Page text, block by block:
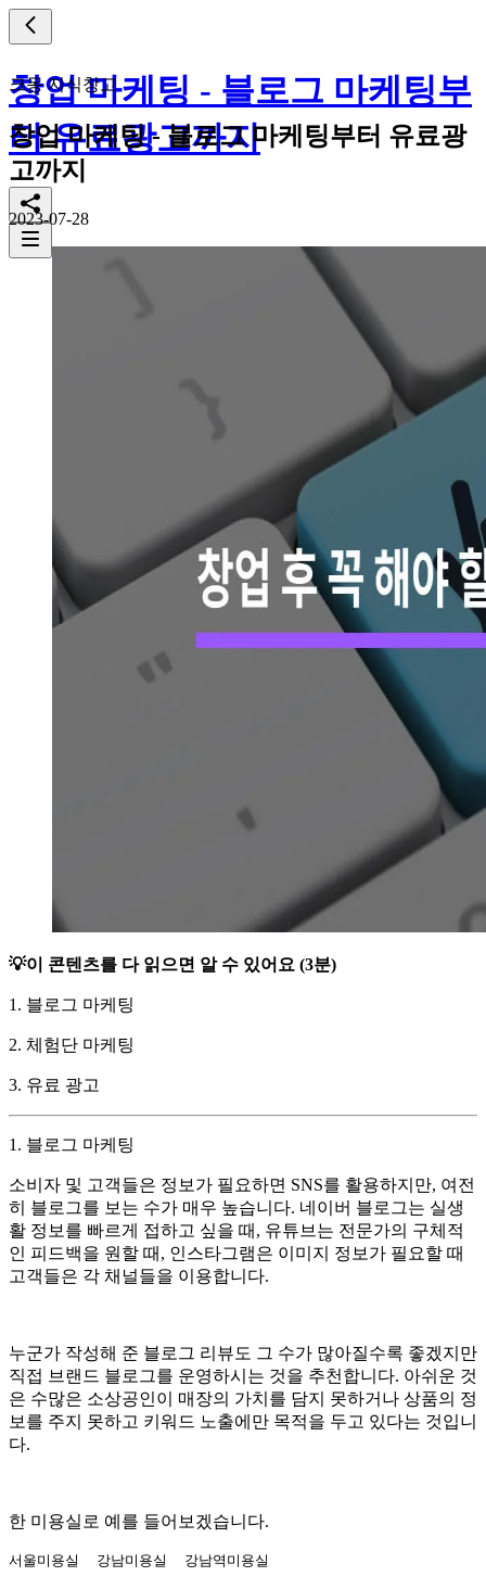
창업 마케팅 - 블로그 마케팅부
터 유료광고까지
크몽 지식창고
창업 마케팅 - 블로그 마케팅부터 유료광
고까지
2023-07-28
💡이 콘텐츠를 다 읽으면 알 수 있어요 (3분)
1. 블로그 마케팅
2. 체험단 마케팅
3. 유료 광고
1. 블로그 마케팅
소비자 및 고객들은 정보가 필요하면 SNS를 활용하지만, 여전
히 블로그를 보는 수가 매우 높습니다. 네이버 블로그는 실생
활 정보를 빠르게 접하고 싶을 때, 유튜브는 전문가의 구체적
인 피드백을 원할 때, 인스타그램은 이미지 정보가 필요할 때
고객들은 각 채널들을 이용합니다.
누군가 작성해 준 블로그 리뷰도 그 수가 많아질수록 좋겠지만
직접 브랜드 블로그를 운영하시는 것을 추천합니다. 아쉬운 것
은 수많은 소상공인이 매장의 가치를 담지 못하거나 상품의 정
보를 주지 못하고 키워드 노출에만 목적을 두고 있다는 것입니
다.
한 미용실로 예를 들어보겠습니다.